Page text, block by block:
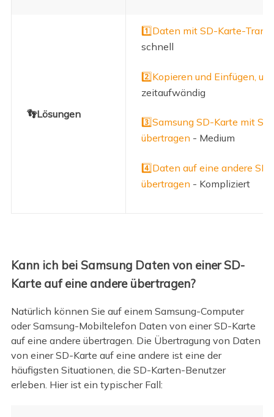
👣Lösungen
1️⃣Daten mit SD-Karte-
schnell
2️⃣Kopieren und Einfügen,
zeitaufwändig
3️⃣Samsung SD-Karte mit
übertragen - Medium
4️⃣Daten auf eine andere
übertragen - Kompliziert
Kann ich bei Samsung Daten von einer SD-
Karte auf eine andere übertragen?
Natürlich können Sie auf einem Samsung-Computer
oder Samsung-Mobiltelefon Daten von einer SD-Karte
auf eine andere übertragen. Die Übertragung von Daten
von einer SD-Karte auf eine andere ist eine der
häufigsten Situationen, die SD-Karten-Benutzer
erleben. Hier ist ein typischer Fall: